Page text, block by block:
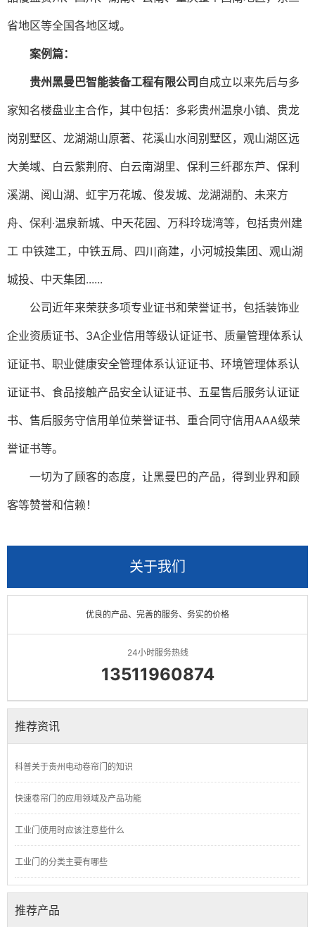
省地区等全国各地区域。
案例篇：
贵州黑曼巴智能装备工程有限公司自成立以来先后与多
家知名楼盘业主合作，其中包括：多彩贵州温泉小镇、贵龙
岗别墅区、龙湖湖山原著、花溪山水间别墅区，观山湖区远
大美域、白云紫荆府、白云南湖里、保利三纤郡东芦、保利
溪湖、阅山湖、虹宇万花城、俊发城、龙湖湖酌、未来方
舟、保利·温泉新城、中天花园、万科玲珑湾等，包括贵州建
工 中铁建工，中铁五局、四川商建，小河城投集团、观山湖
城投、中天集团......
公司近年来荣获多项专业证书和荣誉证书，包括装饰业
企业资质证书、 3A企业信用等级认证证书、质量管理体系认
证证书、职业健康安全管理体系认证证书、环境管理体系认
证证书、食品接触产品安全认证证书、五星售后服务认证证
书、售后服务守信用单位荣誉证书、重合同守信用AAA级荣
誉证书等。
一切为了顾客的态度，让黑曼巴的产品，得到业界和顾
客等赞誉和信赖！
关于我们
优良的产品、完善的服务、务实的价格
24小时服务热线
13511960874
推荐资讯
科普关于贵州电动卷帘门的知识
快速卷帘门的应用领域及产品功能
工业门使用时应该注意些什么
工业门的分类主要有哪些
推荐产品